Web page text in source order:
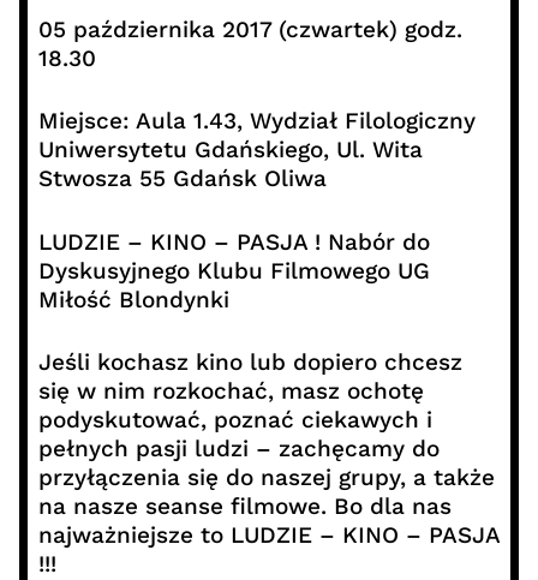
05 października 2017 (czwartek) godz.
18.30
Miejsce: Aula 1.43, Wydział Filologiczny
Uniwersytetu Gdańskiego, Ul. Wita
Stwosza 55 Gdańsk Oliwa
LUDZIE – KINO – PASJA ! Nabór do
Dyskusyjnego Klubu Filmowego UG
Miłość Blondynki
Jeśli kochasz kino lub dopiero chcesz
się w nim rozkochać, masz ochotę
podyskutować, poznać ciekawych i
pełnych pasji ludzi – zachęcamy do
przyłączenia się do naszej grupy, a także
na nasze seanse filmowe. Bo dla nas
najważniejsze to LUDZIE – KINO – PASJA
!!!